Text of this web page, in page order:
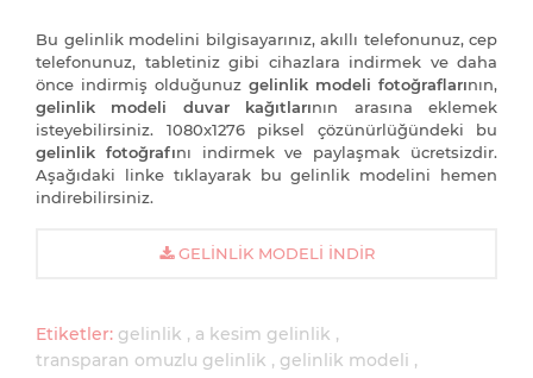
Bu gelinlik modelini bilgisayarınız, akıllı telefonunuz, cep
telefonunuz, tabletiniz gibi cihazlara indirmek ve daha
önce indirmiş olduğunuz gelinlik modeli fotoğraflarının,
gelinlik modeli duvar kağıtlarının arasına eklemek
isteyebilirsiniz. 1080x1276 piksel çözünürlüğündeki bu
gelinlik fotoğrafını indirmek ve paylaşmak ücretsizdir.
Aşağıdaki linke tıklayarak bu gelinlik modelini hemen
indirebilirsiniz.
GELINLIK MODELI İNDIR
Etiketler: gelinlik
a kesim gelinlik
transparan omuzlu gelinlik
gelinlik modeli